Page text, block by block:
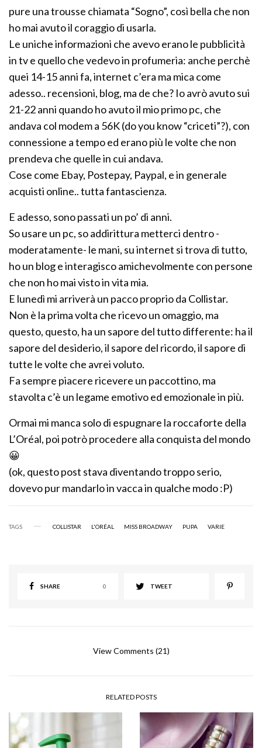
pure una trousse chiamata “Sogno”, così bella che non
ho mai avuto il coraggio di usarla.
Le uniche informazioni che avevo erano le pubblicità
in tv e quello che vedevo in profumeria: anche perchè
quei 14-15 anni fa, internet c’era ma mica come
adesso.. recensioni, blog, ma de che? Io avrò avuto sui
21-22 anni quando ho avuto il mio primo pc, che
andava col modem a 56K (do you know “criceti”?), con
connessione a tempo ed erano più le volte che non
prendeva che quelle in cui andava.
Cose come Ebay, Postepay, Paypal, e in generale
acquisti online.. tutta fantascienza.
E adesso, sono passati un po’ di anni.
So usare un pc, so addirittura metterci dentro -
moderatamente- le mani, su internet si trova di tutto,
ho un blog e interagisco amichevolmente con persone
che non ho mai visto in vita mia.
E lunedì mi arriverà un pacco proprio da Collistar.
Non è la prima volta che ricevo un omaggio, ma
questo, questo, ha un sapore del tutto differente: ha il
sapore del desiderio, il sapore del ricordo, il sapore di
tutte le volte che avrei voluto.
Fa sempre piacere ricevere un paccottino, ma
stavolta c’è un legame emotivo ed emozionale in più.
Ormai mi manca solo di espugnare la roccaforte della
L’Oréal, poi potrò procedere alla conquista del mondo
😀
(ok, questo post stava diventando troppo serio,
dovevo pur mandarlo in vacca in qualche modo :P)
TAGS COLLISTAR L'ORÉAL MISS BROADWAY PUPA VARIE
SHARE 0 TWEET
View Comments (21)
RELATED POSTS